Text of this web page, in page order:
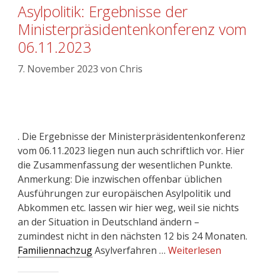
Asylpolitik: Ergebnisse der
Ministerpräsidentenkonferenz vom
06.11.2023
7. November 2023 von Chris
. Die Ergebnisse der Ministerpräsidentenkonferenz
vom 06.11.2023 liegen nun auch schriftlich vor. Hier
die Zusammenfassung der wesentlichen Punkte.
Anmerkung: Die inzwischen offenbar üblichen
Ausführungen zur europäischen Asylpolitik und
Abkommen etc. lassen wir hier weg, weil sie nichts
an der Situation in Deutschland ändern –
zumindest nicht in den nächsten 12 bis 24 Monaten.
FamiliennachzugAsylverfahren … Weiterlesen